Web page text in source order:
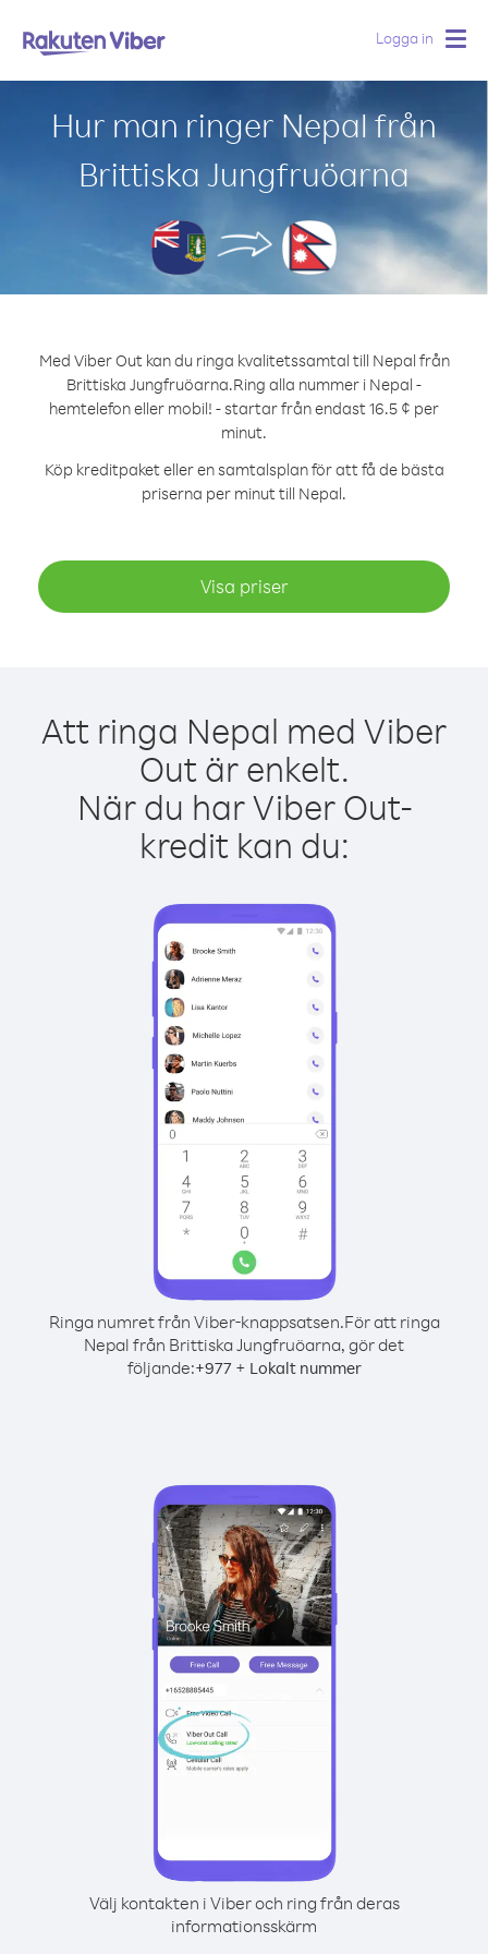
Logga in
Hur man ringer Nepal från
Brittiska Jungfruöarna
Med Viber Out kan du ringa kvalitetssamtal till Nepal från
Brittiska Jungfruöarna.Ring alla nummer i Nepal -
hemtelefon eller mobil! - startar från endast 16.5 ¢ per
minut.
Köp kreditpaket eller en samtalsplan för att få de bästa
priserna per minut till Nepal.
Visa priser
Att ringa Nepal med Viber
Out är enkelt.
När du har Viber Out-
kredit kan du:
Ringa numret från Viber-knappsatsen.För att ringa
Nepal från Brittiska Jungfruöarna, gör det
följande:+977+ Lokalt nummer
Välj kontakten i Viber och ring från deras
informationsskärm